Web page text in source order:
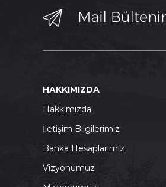
HAKKIMIZDA
Hakkımızda
İletişim Bilgilerimiz
Banka Hesaplarımız
Vizyonumuz